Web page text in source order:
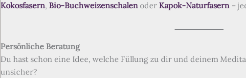
Kokosfasern,Bio-Buchweizenschalen oderKapok-Naturfasern –
Persönliche Beratung
Du hast schon eine Idee, welche Füllung zu dir und deinem
unsicher?